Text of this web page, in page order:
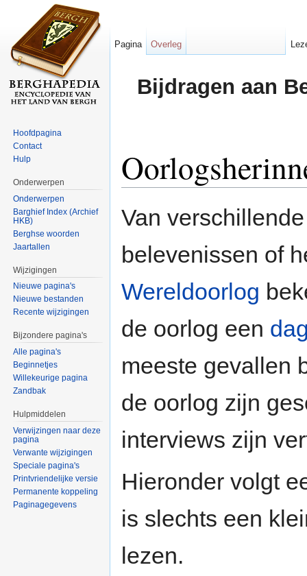
Bijdragen aan
Van
belevenissen of
Wereldoorlog
de oorlog een
meeste gevallen
de oorlog zijn
interviews zijn
Hieronder volgt
is slechts een
lezen.
Pagina Overleg
Hoofdpagina
Contact
Hulp
Onderwerpen
Onderwerpen
Barghief Index (Archief
HKB)
Berghse woorden
Jaartallen
Wijzigingen
Nieuwe pagina's
Nieuwe bestanden
Recente wijzigingen
Bijzondere pagina's
Alle pagina's
Beginnetjes
Willekeurige pagina
Zandbak
Hulpmiddelen
Verwijzingen naar deze
pagina
Verwante wijzigingen
Speciale pagina's
Printvriendelijke versie
Permanente koppeling
Paginagegevens